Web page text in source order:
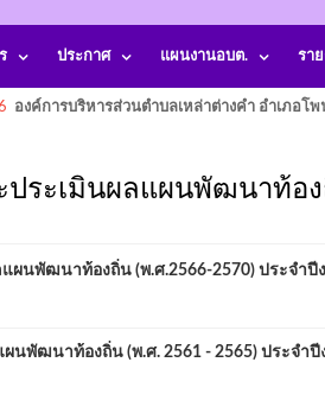
ประกาศ แผนงานอบต. รา
องค์การบริหารส่วนตำบลเหล่าต่างคำ อำเภอโ
ประเมินผลแผนพัฒนาท้อ
ผนพัฒนาท้องถิ่น (พ.ศ.2566-2570) ประจำปี
พัฒนาท้องถิ่น (พ.ศ. 2561 - 2565) ประจำ